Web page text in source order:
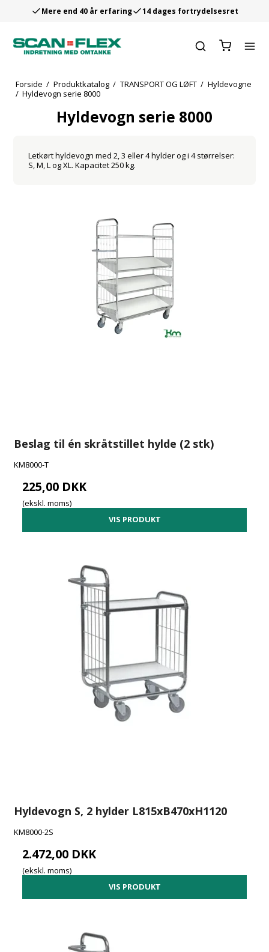
Mere end 40 år erfaring 14 dages fortrydelsesret
Forside / Produktkatalog / TRANSPORT OG LØFT / Hyldevogne
/ Hyldevogn serie 8000
Hyldevogn serie 8000
Letkørt hyldevogn med 2, 3 eller 4 hylder og i 4 størrelser:
S, M, L og XL. Kapacitet 250 kg.
Beslag til én skråtstillet hylde (2 stk)
KM8000-T
225,00 DKK
(ekskl. moms)
VIS PRODUKT
Hyldevogn S, 2 hylder L815xB470xH1120
KM8000-2S
2.472,00 DKK
(ekskl. moms)
VIS PRODUKT